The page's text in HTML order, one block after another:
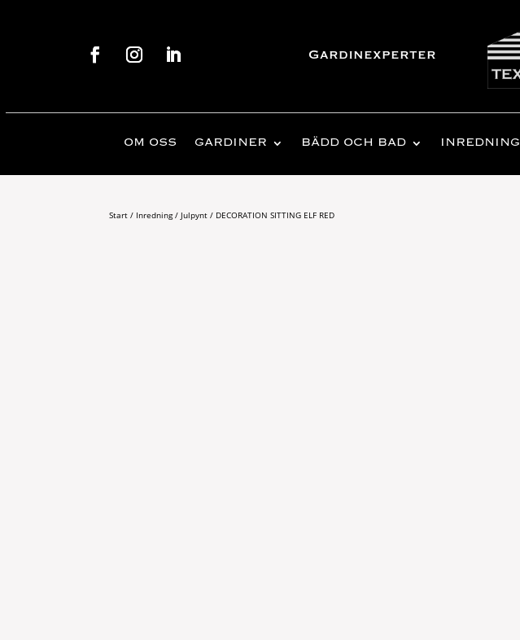
Gardinexperter
OM OSS GARDINER BÄDD OCH BAD INREDNING
Start / Inredning/ Julpynt / DECORATION SITTING ELF RED